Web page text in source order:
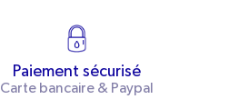
Paiement sécurisé
Carte bancaire & Paypal